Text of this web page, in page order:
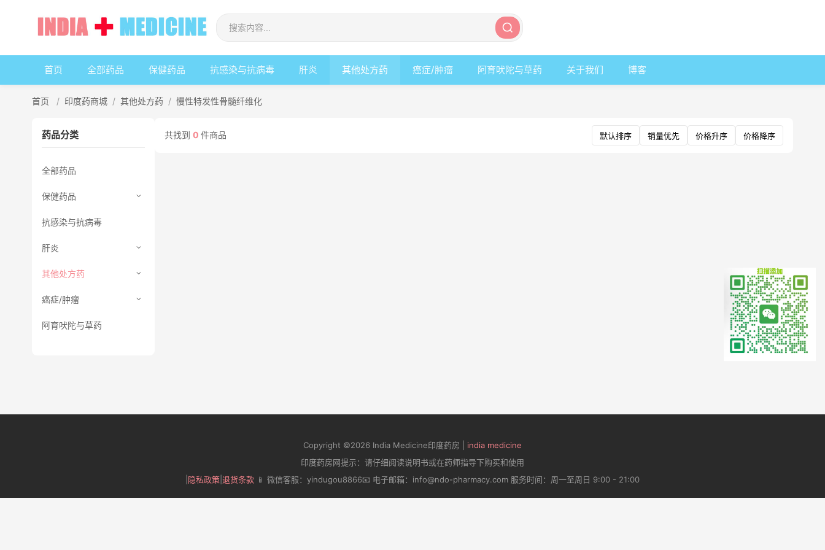
首页 全部药品 保健药品 抗感染与抗病毒 肝炎 其他处方药 癌症/肿瘤 阿育吠陀与草药 关于我们 博客
首页 / 印度药商城 / 其他处方药 / 慢性特发性骨髓纤维化
药品分类
全部药品
保健药品
抗感染与抗病毒
肝炎
其他处方药
癌症/肿瘤
阿育吠陀与草药
共找到 0 件商品 默认排序 销量优先 价格升序 价格降序
Copyright ©2026 India Medicine印度药房 | india medicine
印度药房网提示：请仔细阅读说明书或在药师指导下购买和使用
隐私政策 退货条款 📱 微信客服：yindugou8866📧 电子邮箱：info@ndo-pharmacy.com 服务时间：周一至周日 9:00 - 21:00